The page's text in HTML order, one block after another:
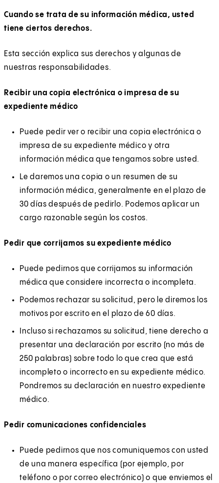
Cuando se trata de su información médica, usted
tiene ciertos derechos.
Esta sección explica sus derechos y algunas de
nuestras responsabilidades.
Recibir una copia electrónica o impresa de su
expediente médico
Puede pedir ver o recibir una copia electrónica o
impresa de su expediente médico y otra
información médica que tengamos sobre usted.
Le daremos una copia o un resumen de su
información médica, generalmente en el plazo de
30 días después de pedirlo. Podemos aplicar un
cargo razonable según los costos.
Pedir que corrijamos su expediente médico
Puede pedirnos que corrijamos su información
médica que considere incorrecta o incompleta.
Podemos rechazar su solicitud, pero le diremos los
motivos por escrito en el plazo de 60 días.
Incluso si rechazamos su solicitud, tiene derecho a
presentar una declaración por escrito (no más de
250 palabras) sobre todo lo que crea que está
incompleto o incorrecto en su expediente médico.
Pondremos su declaración en nuestro expediente
médico.
Pedir comunicaciones confidenciales
Puede pedirnos que nos comuniquemos con usted
de una manera específica (por ejemplo, por
teléfono o por correo electrónico) o que enviemos el